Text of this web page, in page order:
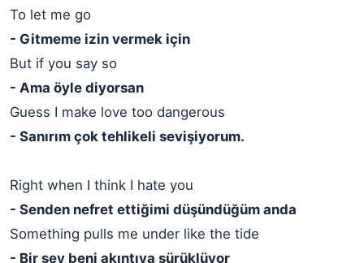
To let me go
- Gitmeme izin vermek için
But if you say so
- Ama öyle diyorsan
Guess I make love too dangerous
- Sanırım çok tehlikeli sevişiyorum.
Right when I think I hate you
- Senden nefret ettiğimi düşündüğüm anda
Something pulls me under like the tide
- Bir şey beni akıntıya sürüklüyor